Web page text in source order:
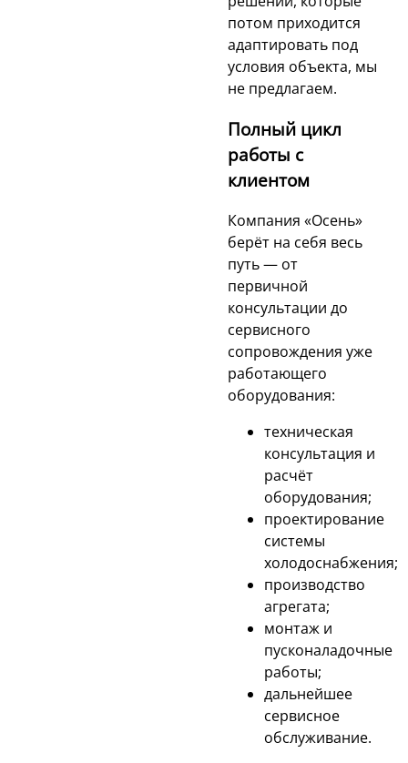
потом приходится
адаптировать под
условия объекта, мы
не предлагаем.
Полный цикл
работы с
клиентом
Компания «Осень»
берёт на себя весь
путь — от
первичной
консультации до
сервисного
сопровождения уже
работающего
оборудования:
техническая
консультация и
расчёт
оборудования;
проектирование
системы
холодоснабжения;
производство
агрегата;
монтаж и
пусконаладочные
работы;
дальнейшее
сервисное
обслуживание.